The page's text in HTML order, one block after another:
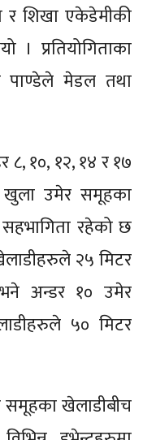
र शिखा एकेडेमीकी
। प्रतियोगिताका
पाण्डेले मेडल तथा
८, १०, १२, १४ र १७
खुला उमेर समूहका
रहेको छ
२५ मिटर
भने अन्डर १० उमेर
५० मिटर
समूहका खेलाडीबीच